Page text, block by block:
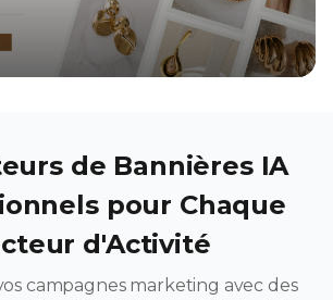
de Bannières IA
pour Chaque
d'Activité
campagnes marketing avec des